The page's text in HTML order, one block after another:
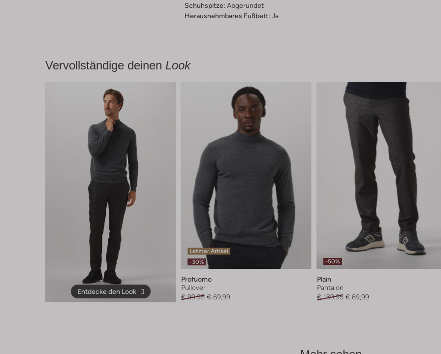
Schuhspitze: Abgerundet
Herausnehmbares Fußbett: Ja
Vervollständige deinen Look
Entdecke den Look
Letzter Artikel
-30%
Profuomo
Pullover
€ 99,95 € 69,99
-50%
Plain
Pantalon
€ 139,95 € 69,99